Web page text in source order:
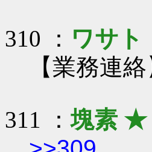
310 ： ワサト
【業務連
311 ：塊素 ★